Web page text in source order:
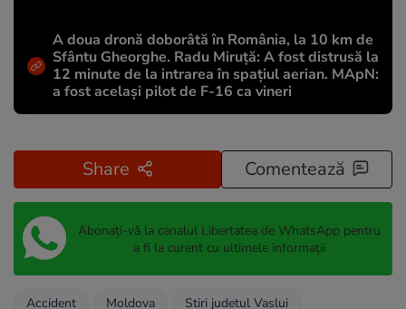
A doua dronă doborâtă în România, la 10 km de
Sfântu Gheorghe. Radu Miruță: A fost distrusă la
12 minute de la intrarea în spațiul aerian. MApN:
a fost același pilot de F-16 ca vineri
Share Comentează
Abonați-vă la canalul Libertatea de WhatsApp pentru
a fi la curent cu ultimele informații
Accident Moldova Stiri judetul Vaslui